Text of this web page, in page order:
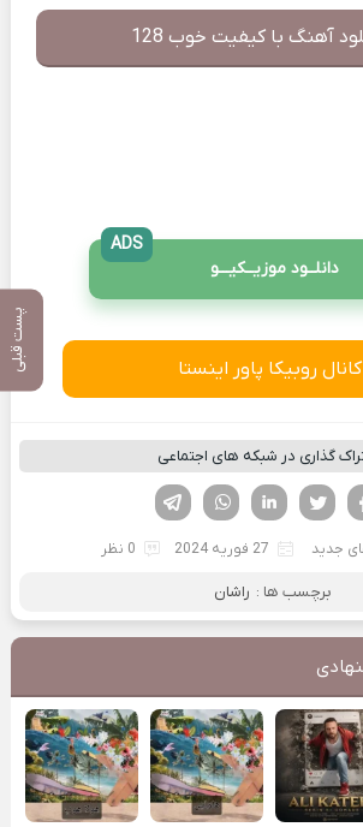
پست قبلی
آهنگ با کیفیت خوب 128
دانلــود موزیــکیـــو
ADS
کانال روبیکا پاور اینستا
گذاری در شبکه های اجتماعی
لینکدین تویتر
فیسوک
جدید 27 فوریه 2024 0 نظر
برچسب ها : راشان